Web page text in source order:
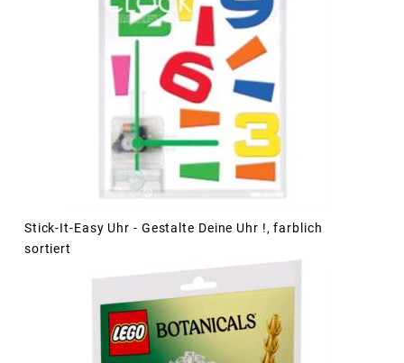
Stick-It-Easy Uhr - Gestalte Deine Uhr !, farblich
sortiert